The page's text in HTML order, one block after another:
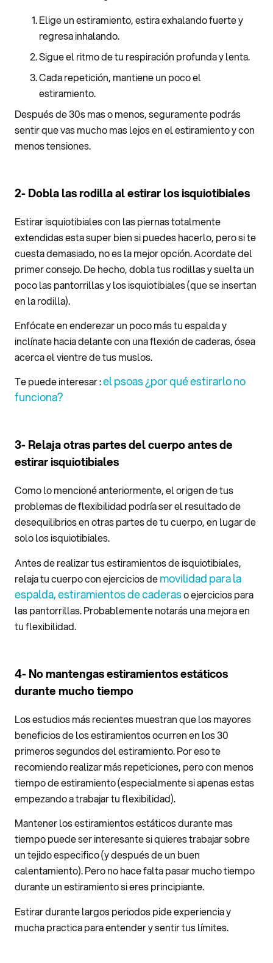
Elige un estiramiento, estira exhalando fuerte y
regresa inhalando.
Sigue el ritmo de tu respiración profunda y lenta.
Cada repetición, mantiene un poco el
estiramiento.
Después de 30s mas o menos, seguramente podrás
sentir que vas mucho mas lejos en el estiramiento y con
menos tensiones.
2- Dobla las rodilla al estirar los isquiotibiales
Estirar isquiotibiales con las piernas totalmente
extendidas esta super bien si puedes hacerlo, pero si te
cuesta demasiado, no es la mejor opción. Acordate del
primer consejo. De hecho, dobla tus rodillas y suelta un
poco las pantorrillas y los isquiotibiales (que se insertan
en la rodilla).
Enfócate en enderezar un poco más tu espalda y
inclínate hacia delante con una flexión de caderas, ósea
acerca el vientre de tus muslos.
Te puede interesar :el psoas ¿por qué estirarlo no
funciona?
3- Relaja otras partes del cuerpo antes de
estirar isquiotibiales
Como lo mencioné anteriormente, el origen de tus
problemas de flexibilidad podría ser el resultado de
desequilibrios en otras partes de tu cuerpo, en lugar de
solo los isquiotibiales.
Antes de realizar tus estiramientos de isquiotibiales,
relaja tu cuerpo con ejercicios demovilidad para la
espalda, estiramientos de caderaso ejercicios para
las pantorrillas. Probablemente notarás una mejora en
tu flexibilidad.
4- No mantengas estiramientos estáticos
durante mucho tiempo
Los estudios más recientes muestran que los mayores
beneficios de los estiramientos ocurren en los 30
primeros segundos del estiramiento. Por eso te
recomiendo realizar más repeticiones, pero con menos
tiempo de estiramiento (especialmente si apenas estas
empezando a trabajar tu flexibilidad).
Mantener los estiramientos estáticos durante mas
tiempo puede ser interesante si quieres trabajar sobre
un tejido especifico (y después de un buen
calentamiento). Pero no hace falta pasar mucho tiempo
durante un estiramiento si eres principiante.
Estirar durante largos periodos pide experiencia y
mucha practica para entender y sentir tus límites.